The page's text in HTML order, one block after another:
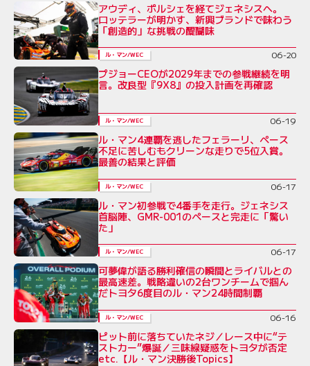
アウディ、ポルシェを経てジェネシスへ。
ロッテラーが明かす、新興ブランドで味わう
「創造的」な挑戦の醍醐味
ル・マン/WEC 06-20
プジョーCEOが2029年までの参戦継続を明
言。改良型『9X8』の投入計画を再確認
ル・マン/WEC 06-19
ル・マン4連覇を逃したフェラーリ、ペース
不足に苦しむもクリーンな走りで5位入賞。
最善の結果と評価
ル・マン/WEC 06-17
ル・マン初参戦で4番手を走行。ジェネシス
首脳陣、GMR-001のペースと完走に「驚い
た」
ル・マン/WEC 06-17
可夢偉が語る勝利確信の瞬間とライバルとの
最高速差。戦略違いの2台ワンチームで掴ん
だトヨタ6度目のル・マン24時間制覇
ル・マン/WEC 06-16
ピット前に落ちていたネジ／レース中に“テ
ストカー”爆誕／三味線疑惑をトヨタが否定
etc.【ル・マン決勝後Topics】